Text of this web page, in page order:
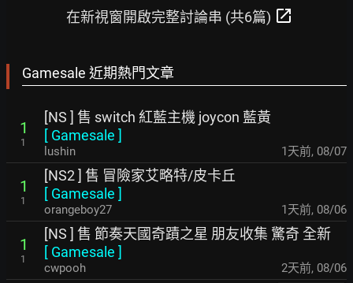
在新視窗開啟完整討論串 (共6篇) open_in_new
Gamesale 近期熱門文章
1
1
[NS ] 售 switch 紅藍主機 joycon 藍黃
[ Gamesale ]
lushin 1天前, 08/07
1
1
[NS2 ] 售 冒險家艾略特/皮卡丘
[ Gamesale ]
orangeboy27 1天前, 08/06
1
1
[NS ] 售 節奏天國奇蹟之星 朋友收集 驚奇 全新
[ Gamesale ]
cwpooh 2天前, 08/06